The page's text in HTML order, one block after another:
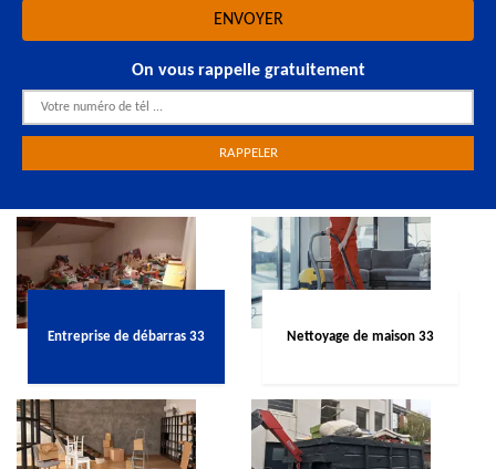
On vous rappelle gratuitement
Entreprise de débarras 33 Nettoyage de maison 33